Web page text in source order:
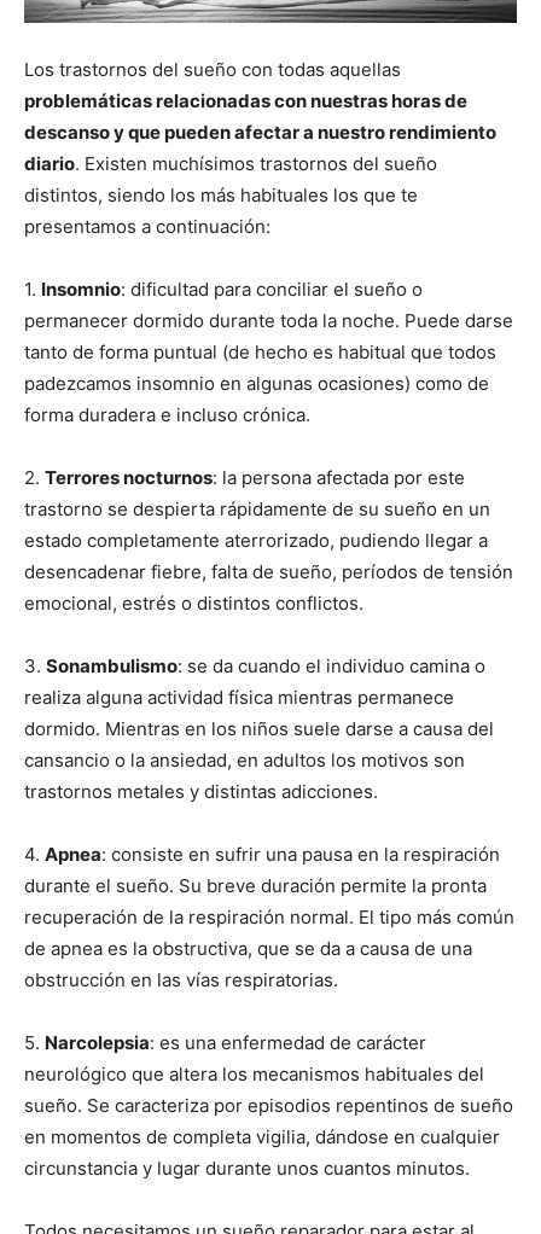
Los trastornos del sueño con todas aquellas
problemáticas relacionadas con nuestras horas de
descanso y que pueden afectar a nuestro rendimiento
diario. Existen muchísimos trastornos del sueño
distintos, siendo los más habituales los que te
presentamos a continuación:
1. Insomnio: dificultad para conciliar el sueño o
permanecer dormido durante toda la noche. Puede darse
tanto de forma puntual (de hecho es habitual que todos
padezcamos insomnio en algunas ocasiones) como de
forma duradera e incluso crónica.
2. Terrores nocturnos: la persona afectada por este
trastorno se despierta rápidamente de su sueño en un
estado completamente aterrorizado, pudiendo llegar a
desencadenar fiebre, falta de sueño, períodos de tensión
emocional, estrés o distintos conflictos.
3. Sonambulismo: se da cuando el individuo camina o
realiza alguna actividad física mientras permanece
dormido. Mientras en los niños suele darse a causa del
cansancio o la ansiedad, en adultos los motivos son
trastornos metales y distintas adicciones.
4. Apnea: consiste en sufrir una pausa en la respiración
durante el sueño. Su breve duración permite la pronta
recuperación de la respiración normal. El tipo más común
de apnea es la obstructiva, que se da a causa de una
obstrucción en las vías respiratorias.
5. Narcolepsia: es una enfermedad de carácter
neurológico que altera los mecanismos habituales del
sueño. Se caracteriza por episodios repentinos de sueño
en momentos de completa vigilia, dándose en cualquier
circunstancia y lugar durante unos cuantos minutos.